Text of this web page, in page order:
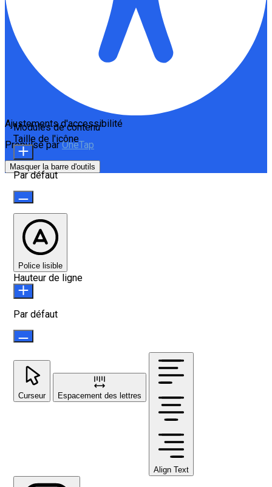
Ajustements d'accessibilité
Propulsé parOneTap
Masquer la barre d'outils
Modules de contenu
Taille de l'icône
Par défaut
Police lisible
Hauteur de ligne
Par défaut
Curseur Espacement des lettres
Align Text